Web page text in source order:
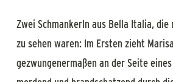
Zwei Schmankerln aus Bella Italia, die
zu sehen waren: Im Ersten zieht Marisa
gezwungenermaßen an der Seite